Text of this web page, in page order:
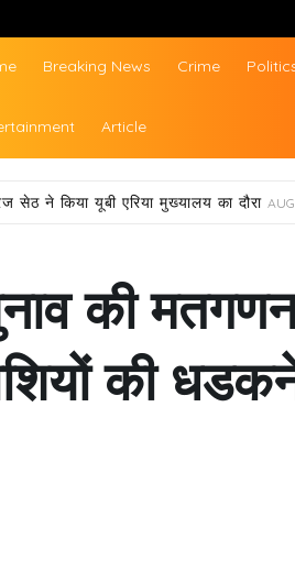
Breaking News Crime
Article
सेठ ने किया यूबी एरिया मुख्यालय का दौरा
की
की